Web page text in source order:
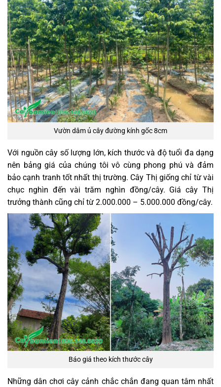
Vườn dâm ủ cây đường kính gốc 8cm
Với nguồn cây số lượng lớn, kích thước và độ tuổi đa dạng
nên bảng giá của chúng tôi vô cùng phong phú và đảm
bảo cạnh tranh tốt nhất thị trường. Cây Thị giống chỉ từ vài
chục nghìn đến vài trăm nghìn đồng/cây. Giá cây Thị
trưởng thành cũng chỉ từ 2.000.000 – 5.000.000 đồng/cây.
Báo giá theo kích thước cây
Những dân chơi cây cảnh chắc chắn đang quan tâm nhất